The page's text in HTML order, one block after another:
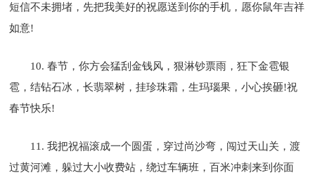
短信不未拥堵，先把我美好的祝愿送到你的手机，愿你鼠年吉祥
如意!
10. 春节，你方会猛刮金钱风，狠淋钞票雨，狂下金雹银
雹，结钻石冰，长翡翠树，挂珍珠霜，生玛瑙果，小心挨砸!祝
春节快乐!
11. 我把祝福滚成一个圆蛋，穿过尚沙弯，闯过天山关，渡
过黄河滩，躲过大小收费站，绕过车辆班，百米冲刺来到你面